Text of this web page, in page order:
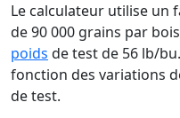
Le calculateur utilise un
de 90 000 grains par
poids de test de 56 lb/
fonction des variations
de test.